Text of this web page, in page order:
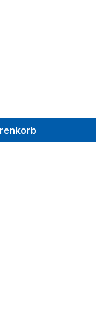
Wert